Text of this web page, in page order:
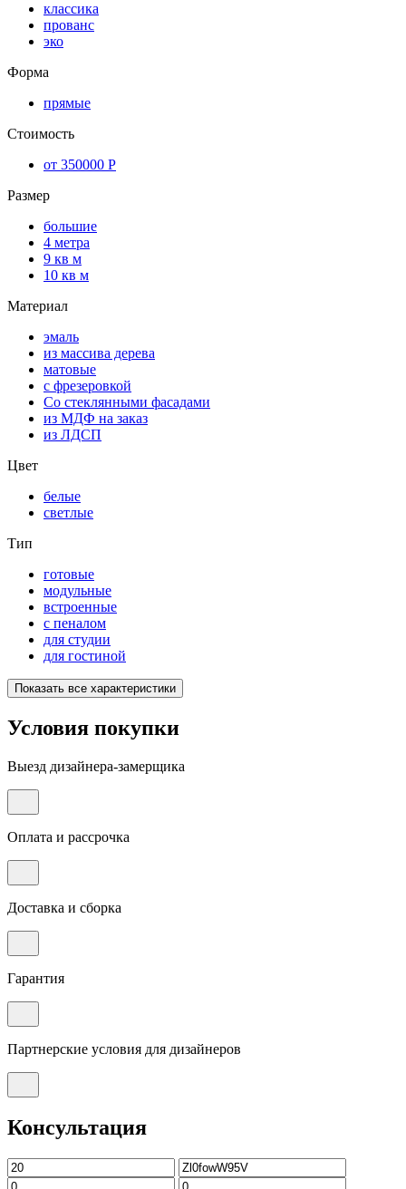
классика
прованс
эко
Форма
прямые
Стоимость
от 350000 Р
Размер
большие
4 метра
9 кв м
10 кв м
Материал
эмаль
из массива дерева
матовые
с фрезеровкой
Со стеклянными фасадами
из МДФ на заказ
из ЛДСП
Цвет
белые
светлые
Тип
готовые
модульные
встроенные
с пеналом
для студии
для гостиной
Показать все характеристики
Условия покупки
Выезд дизайнера-замерщика
Оплата и рассрочка
Доставка и сборка
Гарантия
Партнерские условия для дизайнеров
Консультация